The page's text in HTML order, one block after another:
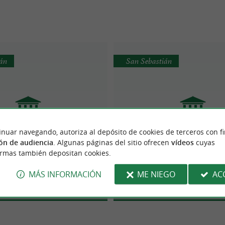
de la Real Sociedad Museum Cementos
Museos
San Sebastián
navegando, autoriza al depósito de cookies de terceros con
de audiencia . Algunas páginas del sitio ofrecen vídeoscuyas
también depositan cookies.
MÁS INFORMACIÓN ME NIEGO